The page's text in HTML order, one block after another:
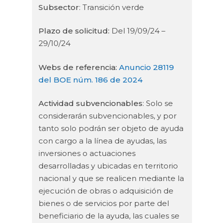
Subsector: Transición verde
Plazo de solicitud: Del 19/09/24 –
29/10/24
Webs de referencia:Anuncio 28119
del BOE núm. 186 de 2024
Actividad subvencionables: Solo se
considerarán subvencionables, y por
tanto solo podrán ser objeto de ayuda
con cargo a la línea de ayudas, las
inversiones o actuaciones
desarrolladas y ubicadas en territorio
nacional y que se realicen mediante la
ejecución de obras o adquisición de
bienes o de servicios por parte del
beneficiario de la ayuda, las cuales se